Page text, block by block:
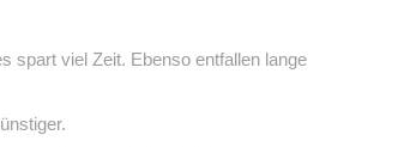
spart viel Zeit. Ebenso entfallen lange